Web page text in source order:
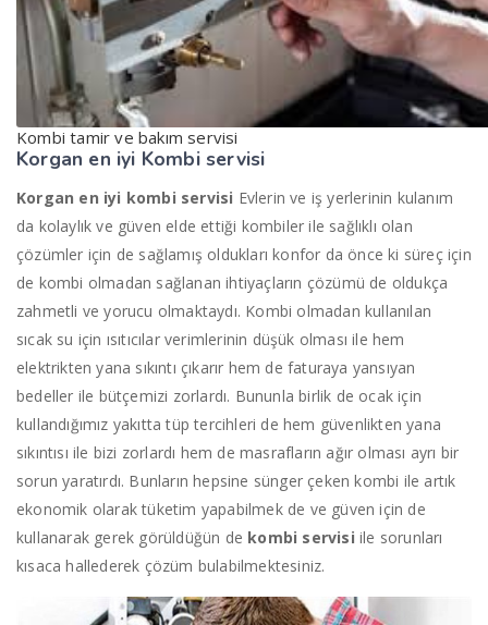
Kombi tamir ve bakım servisi
Korgan en iyi Kombi servisi
Korgan en iyi kombi servisi Evlerin ve iş yerlerinin kulanım
da kolaylık ve güven elde ettiği kombiler ile sağlıklı olan
çözümler için de sağlamış oldukları konfor da önce ki süreç için
de kombi olmadan sağlanan ihtiyaçların çözümü de oldukça
zahmetli ve yorucu olmaktaydı. Kombi olmadan kullanılan
sıcak su için ısıtıcılar verimlerinin düşük olması ile hem
elektrikten yana sıkıntı çıkarır hem de faturaya yansıyan
bedeller ile bütçemizi zorlardı. Bununla birlik de ocak için
kullandığımız yakıtta tüp tercihleri de hem güvenlikten yana
sıkıntısı ile bizi zorlardı hem de masrafların ağır olması ayrı bir
sorun yaratırdı. Bunların hepsine sünger çeken kombi ile artık
ekonomik olarak tüketim yapabilmek de ve güven için de
kullanarak gerek görüldüğün de kombi servisi ile sorunları
kısaca hallederek çözüm bulabilmektesiniz.